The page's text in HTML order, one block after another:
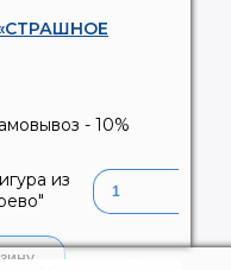
-10%
из